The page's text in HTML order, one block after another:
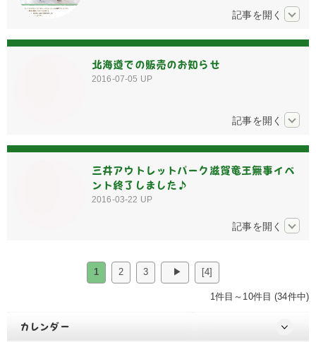
北海道での販売のお知らせ
2016-07-05 UP
三井アウトレットパーク滋賀竜王無事イベ
ント終了しました♪
2016-03-22 UP
1 2 3 ▶ [4]
1件目～10件目 (34件中)
カレンダー